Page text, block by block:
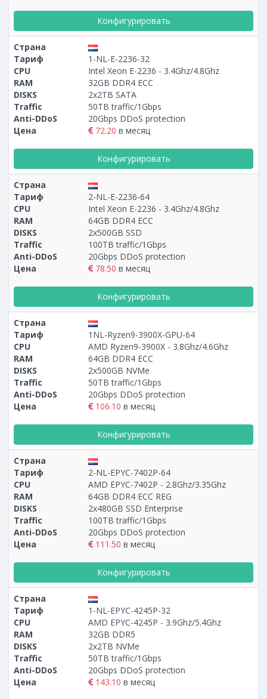
Конфигурировать
Страна
Тариф
1-NL-E-2236-32
CPU
Intel Xeon E-2236 - 3.4Ghz/4.8Ghz
RAM
32GB DDR4 ECC
DISKS
2x2TB SATA
Traffic
50TB traffic/1Gbps
Anti-DDoS
20Gbps DDoS protection
Цена
72.20 в месяц
Конфигурировать
Страна
Тариф
2-NL-E-2236-64
CPU
Intel Xeon E-2236 - 3.4Ghz/4.8Ghz
RAM
64GB DDR4 ECC
DISKS
2x500GB SSD
Traffic
100TB traffic/1Gbps
Anti-DDoS
20Gbps DDoS protection
Цена
78.50 в месяц
Конфигурировать
Страна
Тариф
1NL-Ryzen9-3900X-GPU-64
CPU
AMD Ryzen9-3900X - 3.8Ghz/4.6Ghz
RAM
64GB DDR4 ECC
DISKS
2x500GB NVMe
Traffic
50TB traffic/1Gbps
Anti-DDoS
20Gbps DDoS protection
Цена
106.10 в месяц
Конфигурировать
Страна
Тариф
2-NL-EPYC-7402P-64
CPU
AMD EPYC-7402P - 2.8Ghz/3.35Ghz
RAM
64GB DDR4 ECC REG
DISKS
2x480GB SSD Enterprise
Traffic
100TB traffic/1Gbps
Anti-DDoS
20Gbps DDoS protection
Цена
111.50 в месяц
Конфигурировать
Страна
Тариф
1-NL-EPYC-4245P-32
CPU
AMD EPYC-4245P - 3.9Ghz/5.4Ghz
RAM
32GB DDR5
DISKS
2x2TB NVMe
Traffic
50TB traffic/1Gbps
Anti-DDoS
20Gbps DDoS protection
Цена
143.10 в месяц